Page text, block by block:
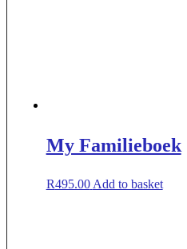
My Familieboek
R495.00Add to basket